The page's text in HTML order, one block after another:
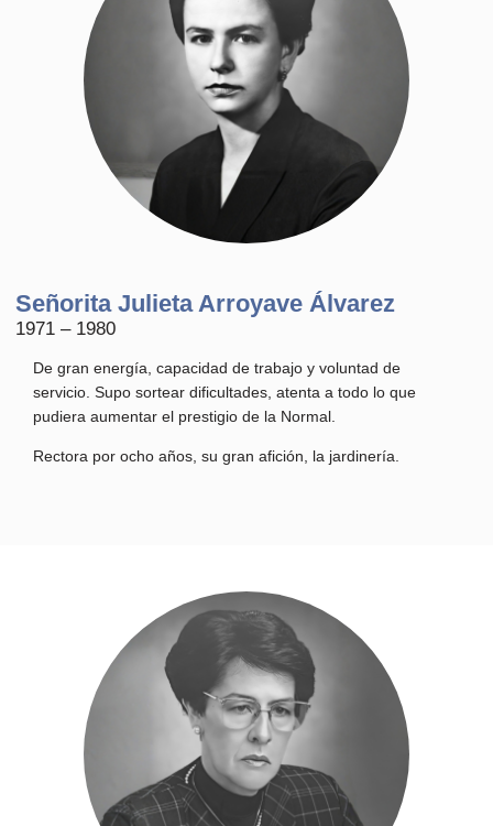
Señorita Julieta Arroyave Álvarez
1971 – 1980
De gran energía, capacidad de trabajo y voluntad de
servicio. Supo sortear dificultades, atenta a todo lo que
pudiera aumentar el prestigio de la Normal.
Rectora por ocho años, su gran afición, la jardinería.